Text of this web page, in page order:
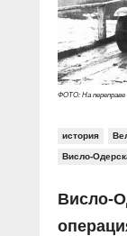
Прямой
В знании
Газета
Журнал
О
Контакты
ФОТО: На переправе
история
Висло-
Висло-